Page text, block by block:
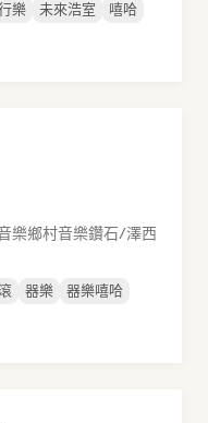
樂 未來浩室
嘻哈
樂鄉村音樂鑽石/澤西
器樂
器樂嘻哈